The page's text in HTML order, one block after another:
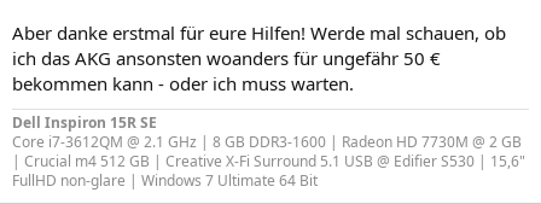
Aber danke erstmal für eure Hilfen! Werde mal schauen, ob
ich das AKG ansonsten woanders für ungefähr 50 €
bekommen kann - oder ich muss warten.
Dell Inspiron 15R SE
Core i7-3612QM @ 2.1 GHz | 8 GB DDR3-1600 | Radeon HD 7730M @ 2 GB
| Crucial m4 512 GB | Creative X-Fi Surround 5.1 USB @ Edifier S530 | 15,6"
FullHD non-glare | Windows 7 Ultimate 64 Bit